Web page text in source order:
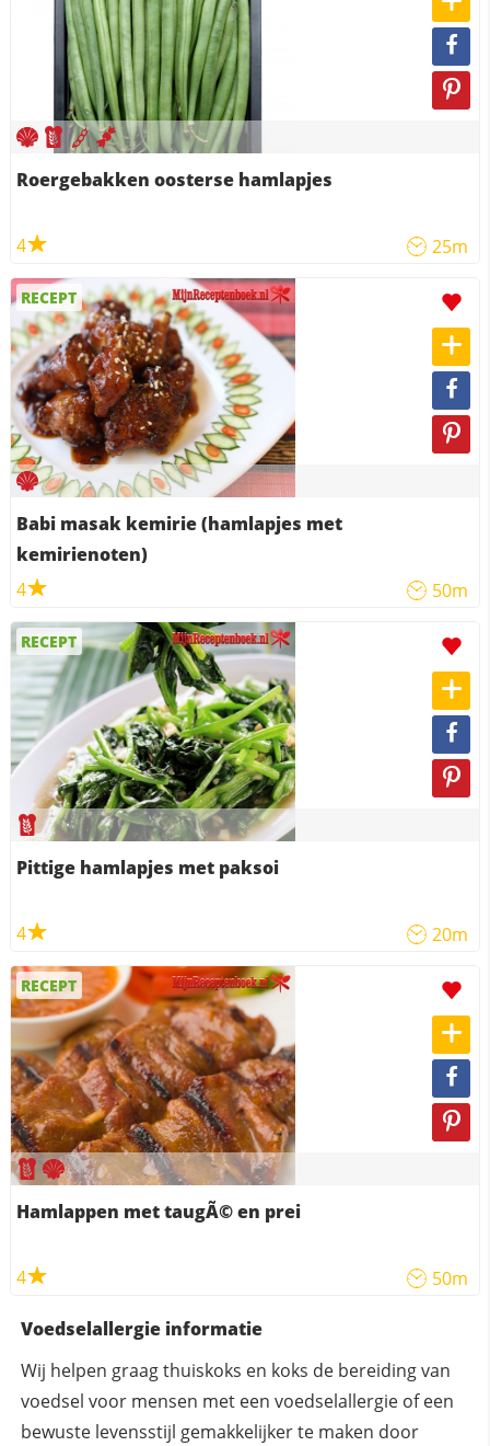
Roergebakken oosterse hamlapjes
4 25m
RECEPT
Babi masak kemirie (hamlapjes met
kemirienoten)
4
50m
RECEPT
Pittige hamlapjes met paksoi
4 20m
RECEPT
Hamlappen met taugÃ© en prei
4 50m
Voedselallergie informatie
Wij helpen graag thuiskoks en koks de bereiding van
voedsel voor mensen met een voedselallergie of een
bewuste levensstijl gemakkelijker te maken door